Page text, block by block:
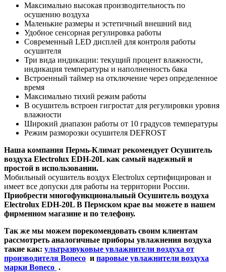
Максимально высокая производительность по
осушению воздуха
Маленькие размеры и эстетичный внешний вид
Удобное сенсорная регулировка работы
Современный LED дисплей для контроля работы
осушителя
Три вида индикации: текущий процент влажности,
индикация температуры и наполненность бака
Встроенный таймер на отключение через определенное
время
Максимально тихий режим работы
В осушитель встроен гигростат для регулировки уровня
влажности
Широкий диапазон работы от 10 градусов температуры
Режим разморозки осушителя DEFROST
Наша компания Пермь-Климат рекомендует Осушитель
воздуха Electrolux EDH-20L как самый надежный и
простой в использовании.
Мобильный осушитель воздух Electrolux сертифицирован и
имеет все допуски для работы на территории России.
Приобрести многофункциональный Осушитель воздуха
Electrolux EDH-20L В Пермском крае вы можете в нашем
фирменном магазине и по телефону.
Так же мы можем порекомендовать своим клиентам
рассмотреть аналогичные приборы увлажнения воздуха
такие как: ультразвуковые увлажнители воздуха от
производителя Boneco и паровые увлажнители воздуха
марки Boneco .